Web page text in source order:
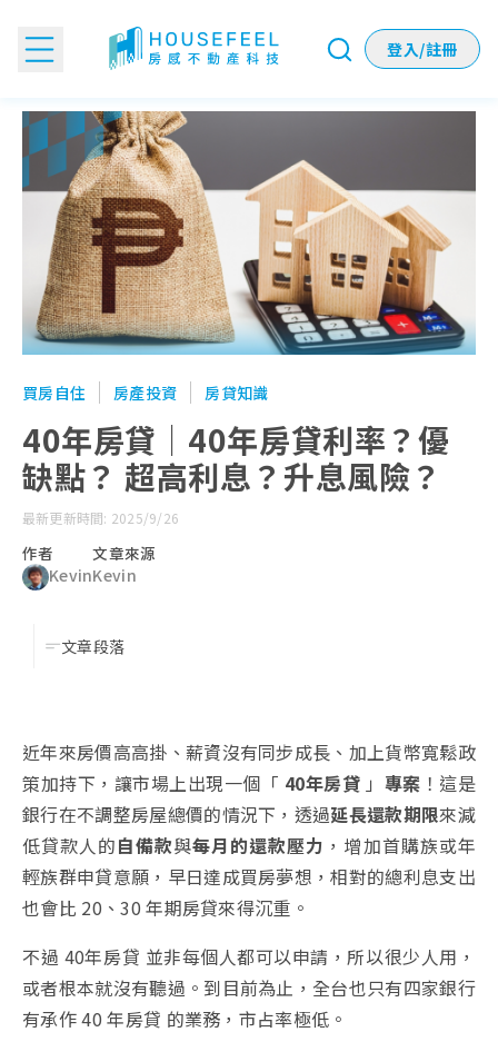
登入/註冊
40年房貸｜40年房貸利率？優缺點？ 超高利息？升息風險？
買房自住 房產投資 房貸知識
40年房貸｜40年房貸利率？優
缺點？ 超高利息？升息風險？
最新更新時間: 2025/9/26
作者
Kevin
文章來源
Kevin
文章段落
近年來房價高高掛、薪資沒有同步成長、加上貨幣寬鬆政
策加持下，讓市場上出現一個「 40年房貸 」 專案 ！這是
銀行在不調整房屋總價的情況下，透過延長還款期限來減
低貸款人的自備款與每月的還款壓力 ，增加首購族或年
輕族群申貸意願，早日達成買房夢想，相對的總利息支出
也會比 20、30 年期房貸來得沉重。
不過 40年房貸 並非每個人都可以申請，所以很少人用，
或者根本就沒有聽過。到目前為止，全台也只有四家銀行
有承作 40 年房貸 的業務，市占率極低。